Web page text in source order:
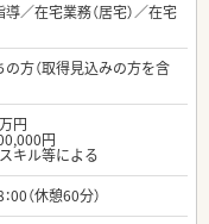
／在宅業務（居宅）／在宅
方（取得見込みの方を含
円
円
キル等による
（休憩60分）